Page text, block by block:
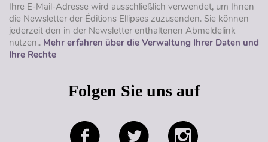
Ihre E-Mail-Adresse wird ausschließlich verwendet, um Ihnen
die Newsletter der Éditions Ellipses zuzusenden. Sie können
jederzeit den in der Newsletter enthaltenen Abmeldelink
nutzen.. Mehr erfahren über die Verwaltung Ihrer Daten und
Ihre Rechte
Folgen Sie uns auf